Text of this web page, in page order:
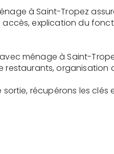
à Saint-Tropez
explication du
ménage à Saint-
organisation
récupérons les